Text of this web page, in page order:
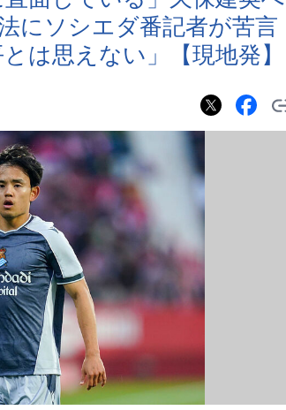
にソシエダ番記者が苦言
は思えない」【現地発】